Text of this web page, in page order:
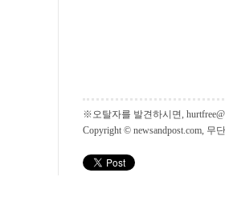
※오탈자를 발견하시면,
Copyright © newsandpost.com,